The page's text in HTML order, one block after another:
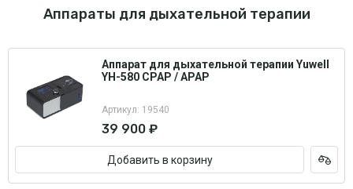
Аппараты для дыхательной терапии
Аппарат для дыхательной терапии Yuwell
YH-580 CPAP / APAP
Артикул: 19540
39 900 ₽
Добавить в корзину